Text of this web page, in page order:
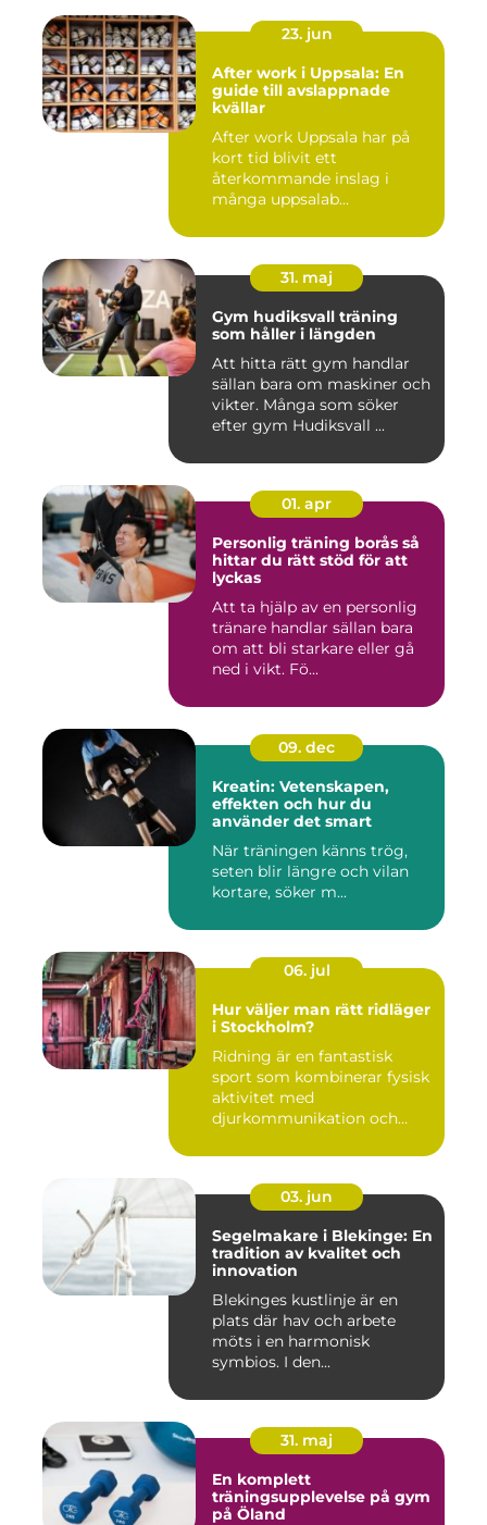
23. jun
After work i Uppsala: En
guide till avslappnade
kvällar
After work Uppsala har på
kort tid blivit ett
återkommande inslag i
många uppsalab...
31. maj
Gym hudiksvall träning
som håller i längden
Att hitta rätt gym handlar
sällan bara om maskiner och
vikter. Många som söker
efter gym Hudiksvall ...
01. apr
Personlig träning borås så
hittar du rätt stöd för att
lyckas
Att ta hjälp av en personlig
tränare handlar sällan bara
om att bli starkare eller gå
ned i vikt. Fö...
09. dec
Kreatin: Vetenskapen,
effekten och hur du
använder det smart
När träningen känns trög,
seten blir längre och vilan
kortare, söker m...
06. jul
Hur väljer man rätt ridläger
i Stockholm?
Ridning är en fantastisk
sport som kombinerar fysisk
aktivitet med
djurkommunikation och
03. jun
Segelmakare i Blekinge: En
tradition av kvalitet och
innovation
Blekinges kustlinje är en
plats där hav och arbete
möts i en harmonisk
symbios. I den...
31. maj
En komplett
träningsupplevelse på gym
på Öland